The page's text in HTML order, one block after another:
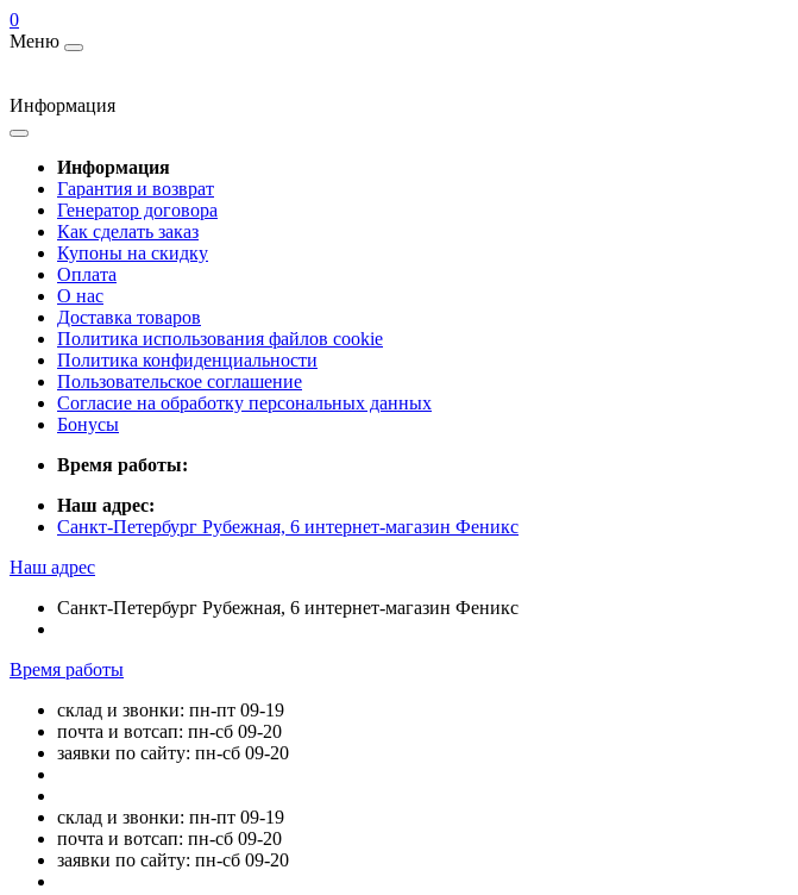
0
Меню
Информация
Информация
Гарантия и возврат
Генератор договора
Как сделать заказ
Купоны на скидку
Оплата
О нас
Доставка товаров
Политика использования файлов cookie
Политика конфиденциальности
Пользовательское соглашение
Согласие на обработку персональных данных
Бонусы
Время работы:
Наш адрес:
Санкт-Петербург Рубежная, 6 интернет-магазин Феникс
Наш адрес
Санкт-Петербург Рубежная, 6 интернет-магазин Феникс
Время работы
склад и звонки: пн-пт 09-19
почта и вотсап: пн-сб 09-20
заявки по сайту: пн-сб 09-20
склад и звонки: пн-пт 09-19
почта и вотсап: пн-сб 09-20
заявки по сайту: пн-сб 09-20